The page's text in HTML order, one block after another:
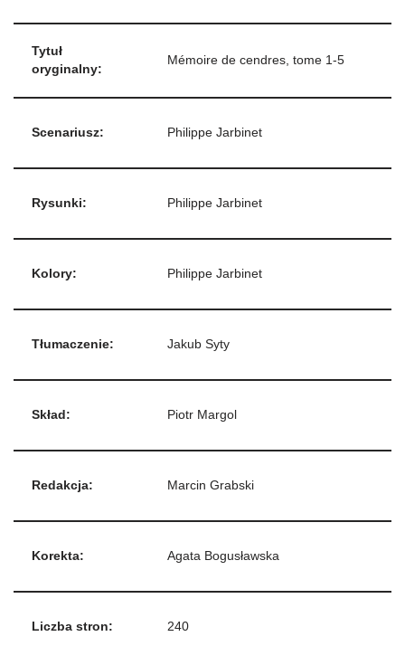
Tytuł
oryginalny:
Mémoire de cendres, tome 1-5
Scenariusz: Philippe Jarbinet
Rysunki: Philippe Jarbinet
Kolory: Philippe Jarbinet
Tłumaczenie: Jakub Syty
Skład: Piotr Margol
Redakcja: Marcin Grabski
Korekta: Agata Bogusławska
Liczba stron: 240